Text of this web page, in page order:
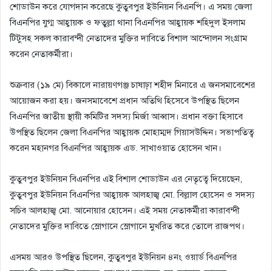
শোডাউন করে যোগদান করেছে কুতুবপুর ইউনিয়ন বিএনপি। এ সময় জেলা
বিএনপির যুগ্ম আহ্বায়ক ও ফতুল্লা থানা বিএনপির আহ্বায়ক শহিদুল ইসলাম
টিটুসহ সকল কারাবন্দী নেতাদের মুক্তির দাবিতে বিশাল আন্দোলন সংগ্রাম
করেন নেতাকর্মীরা।
শুক্রবার (১৯ মে) বিকালে নারায়ণগঞ্জ চাষাঢ়া শহীদ মিনারে এ জনসমাবেশের
আয়োজন করা হয়। জনসমাবেশে প্রধান অতিথি হিসেবে উপস্থিত ছিলেন
বিএনপির জাতীয় স্থায়ী কমিটির সদস্য মির্জা আব্বাস। প্রধান বক্তা হিসাবে
উপস্থিত ছিলেন জেলা বিএনপির আহ্বায়ক মোহাম্মদ গিয়াসউদ্দিন। সভাপতিত্ব
করেন মহানগর বিএনপির আহ্বায়ক এড. সাখাওয়াত হোসেন খান।
কুতুবপুর ইউনিয়ন বিএনপির এই বিশাল শোডাউন এর নেতৃত্বে দিয়েছেন,
কুতুবপুর ইউনিয়ন বিএনপির আহ্বায়ক আলহাজ্ব মো. বিল্লাল হোসেন ও সদস্য
সচিব আলহাজ্ব মো. আনোয়ার হোসেন। এই সময় নেতাকর্মীরা কারাবন্দী
নেতাদের মুক্তির দাবিতে স্লোগানে স্লোগানে মুখরিত করে তোলে রাজপথ।
এসময় আরও উপস্থিত ছিলেন, কুতুবপুর ইউনিয়ন ৪নং ওয়ার্ড বিএনপির